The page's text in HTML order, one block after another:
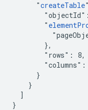
      "
createTable
        "
        },
        "rows": 8,
"columns":
      }
    }
  ]
}